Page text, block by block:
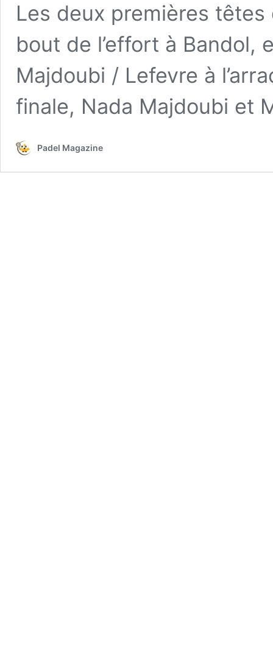
Les deux premières
bout de l’effort à Bandol,
Majdoubi / Lefevre à
finale, Nada Majdoubi et
Padel Magazine